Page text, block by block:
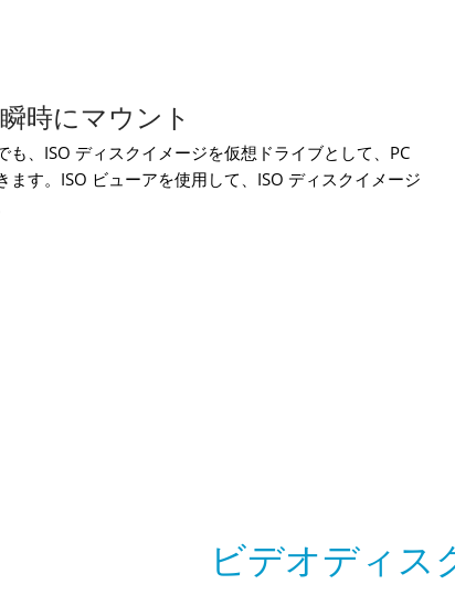
時にマウント
も、ISO ディスクイメージを仮想ドライブとして、PC
ます。ISO ビューアを使用して、ISO ディスクイメージ
ビデオディス